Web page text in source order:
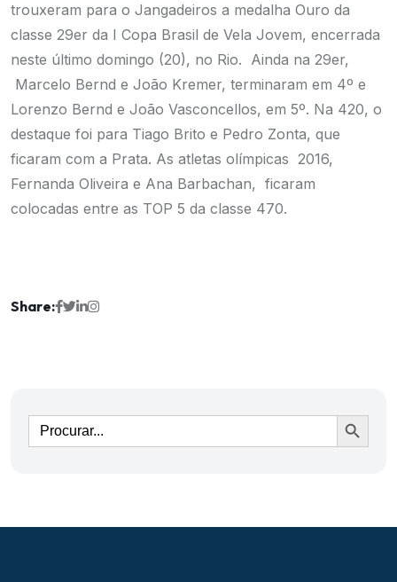
trouxeram para o Jangadeiros a medalha Ouro da
classe 29er da I Copa Brasil de Vela Jovem, encerrada
neste último domingo (20), no Rio. Ainda na 29er,
Marcelo Bernd e João Kremer, terminaram em 4º e
Lorenzo Bernd e João Vasconcellos, em 5º. Na 420, o
destaque foi para Tiago Brito e Pedro Zonta, que
ficaram com a Prata. As atletas olímpicas 2016,
Fernanda Oliveira e Ana Barbachan, ficaram
colocadas entre as TOP 5 da classe 470.
Share:
Ir